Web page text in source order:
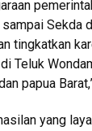
Sekda
tingkatkan
Teluk
papua
yang